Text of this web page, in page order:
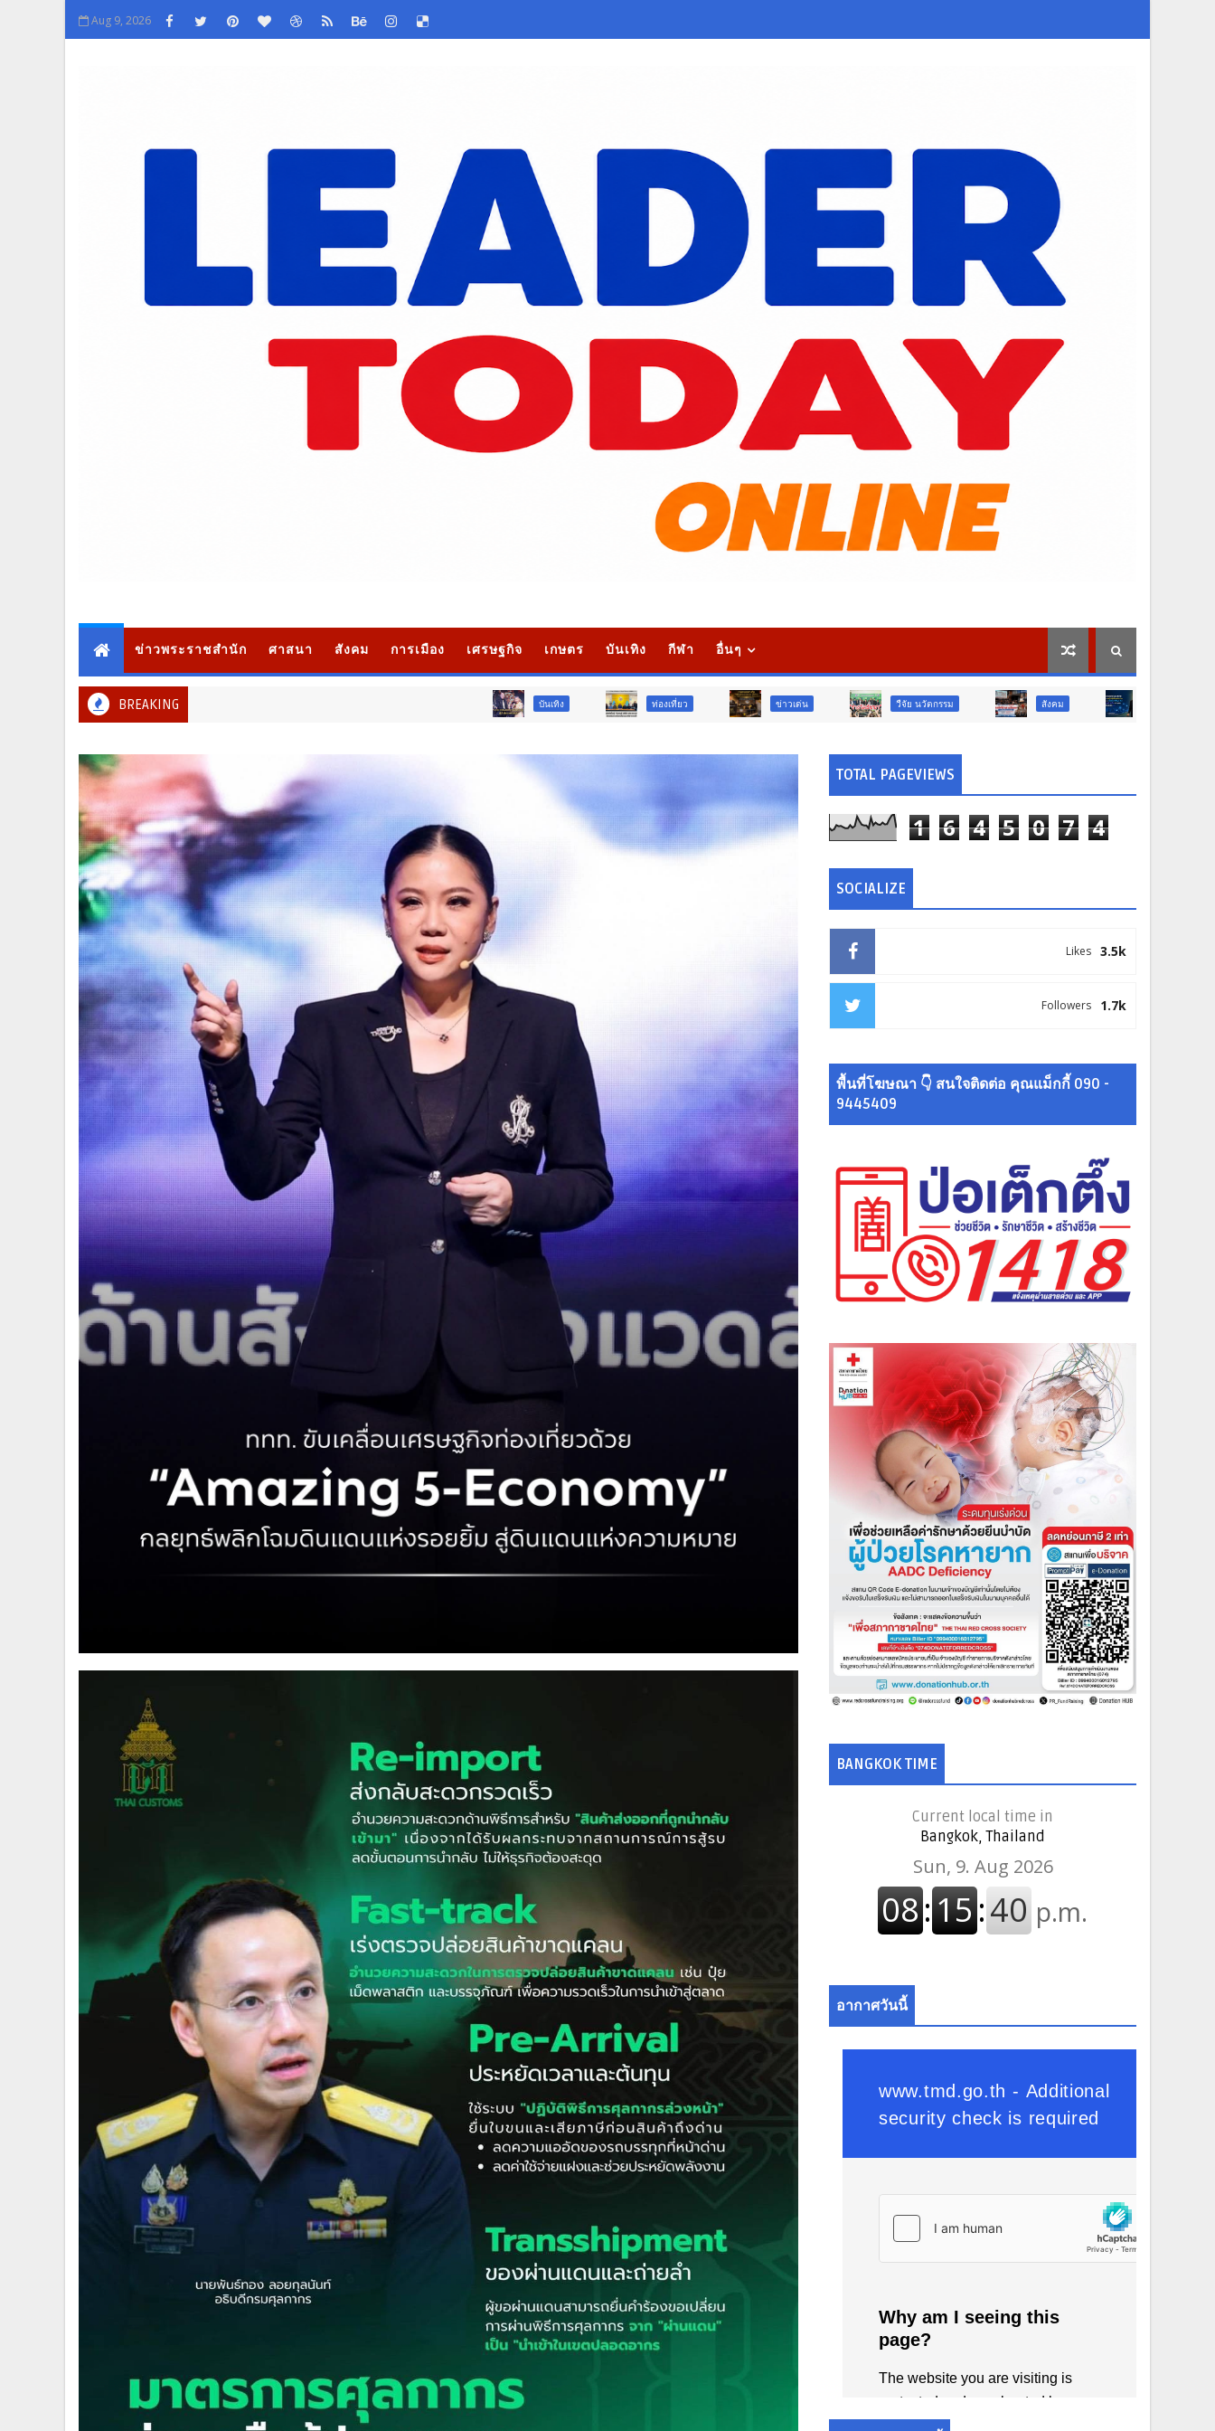
Aug 9, 2026
ข่าวพระราชสำนัก ศาสนา สังคม การเมือง เศรษฐกิจ เกษตร บันเทิง กีฬา อื่นๆ
BREAKING วืจัย นวัตกรรม
TOTAL PAGEVIEWS
1 6 4 5 0 7 4
SOCIALIZE
3.5k
Likes
1.7k
Followers
พื้นที่โฆษณา 👇 สนใจติดต่อ คุณแม็กกี้ 090 -
9445409
BANGKOK TIME
Current local time in
Bangkok, Thailand
อากาศวันนี้